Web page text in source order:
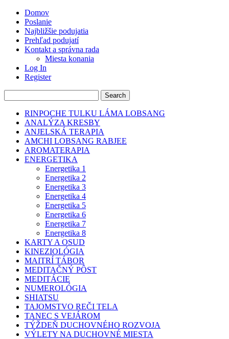
Domov
Poslanie
Najbližšie podujatia
Prehľad podujatí
Kontakt a správna rada
Miesta konania
Log In
Register
RINPOCHE TULKU LÁMA LOBSANG
ANALÝZA KRESBY
ANJELSKÁ TERAPIA
AMCHI LOBSANG RABJEE
AROMATERAPIA
ENERGETIKA
Energetika 1
Energetika 2
Energetika 3
Energetika 4
Energetika 5
Energetika 6
Energetika 7
Energetika 8
KARTY A OSUD
KINEZIOLÓGIA
MAITRÍ TÁBOR
MEDITAČNÝ PÔST
MEDITÁCIE
NUMEROLÓGIA
SHIATSU
TAJOMSTVO REČI TELA
TANEC S VEJÁROM
TÝŽDEŇ DUCHOVNÉHO ROZVOJA
VÝLETY NA DUCHOVNÉ MIESTA